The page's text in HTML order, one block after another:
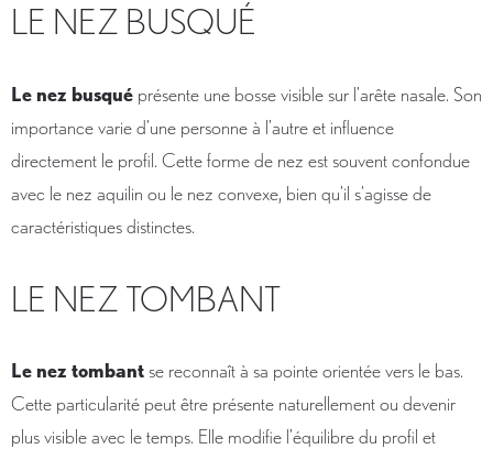
LE NEZ BUSQUÉ
Le nez busqué présente une bosse visible sur l’arête nasale. Son
importance varie d’une personne à l’autre et influence
directement le profil. Cette forme de nez est souvent confondue
avec le nez aquilin ou le nez convexe, bien qu’il s’agisse de
caractéristiques distinctes.
LE NEZ TOMBANT
Le nez tombantse reconnaît à sa pointe orientée vers le bas.
Cette particularité peut être présente naturellement ou devenir
plus visible avec le temps. Elle modifie l’équilibre du profil et